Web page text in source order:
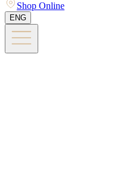
Shop Online
ENG